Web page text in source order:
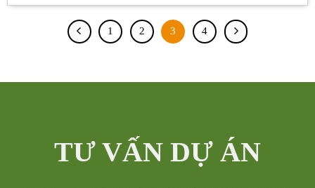
1 2 3 4
TƯ VẤN DỰ ÁN